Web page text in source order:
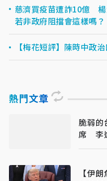
慈濟買疫苗遭詐10億 楊
若非政府阻擋會這樣嗎？
【梅花短評】陳時中政
熱門文章
脆弱的
席 李
揭長崎
【伊